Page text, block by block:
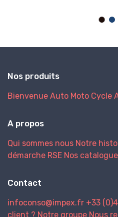
Nos produits
Bienvenue Auto Moto Cycle
A propos
Qui sommes nous Notre
démarche RSE Nos
Contact
infoconso@impex.fr +33
client ? Notre groupe Nous